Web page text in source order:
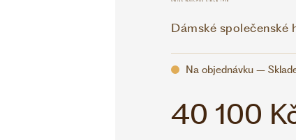
Dámské společenské
Na objednávku –
40 100